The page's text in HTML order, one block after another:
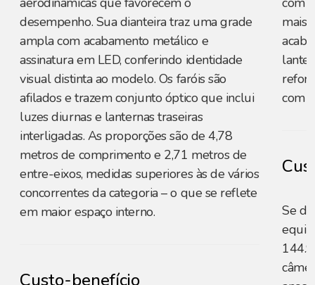
desempenho. Sua dianteira traz uma grade
ampla com acabamento metálico e
assinatura em LED, conferindo identidade
visual distinta ao modelo. Os faróis são
afilados e trazem conjunto óptico que inclui
luzes diurnas e lanternas traseiras
interligadas. As proporções são de 4,78
metros de comprimento e 2,71 metros de
entre-eixos, medidas superiores às de vários
concorrentes da categoria – o que se reflete
em maior espaço interno.
Custo-benefício
mais
com
Se